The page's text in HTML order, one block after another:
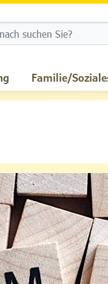
Familie/